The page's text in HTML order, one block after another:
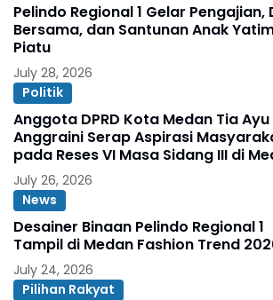
Pelindo Regional 1 Gelar Pengajian,
Bersama, dan Santunan Anak
Piatu
July 28, 2026
Politik
Anggota DPRD Kota Medan Tia Ayu
Anggraini Serap Aspirasi
pada Reses VI Masa Sidang III di
Marelan
July 26, 2026
News
Desainer Binaan Pelindo Regional 1
Tampil di Medan Fashion Trend
July 24, 2026
Pilihan Rakyat